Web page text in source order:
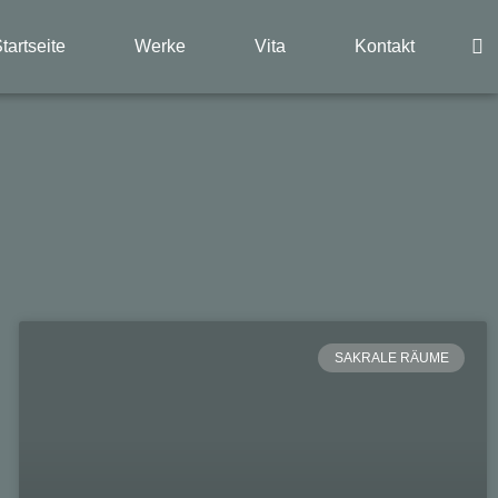
Werke Vita Kontakt
SAKRALE RÄUME